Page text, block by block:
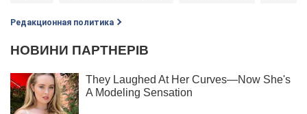
Редакционная политика